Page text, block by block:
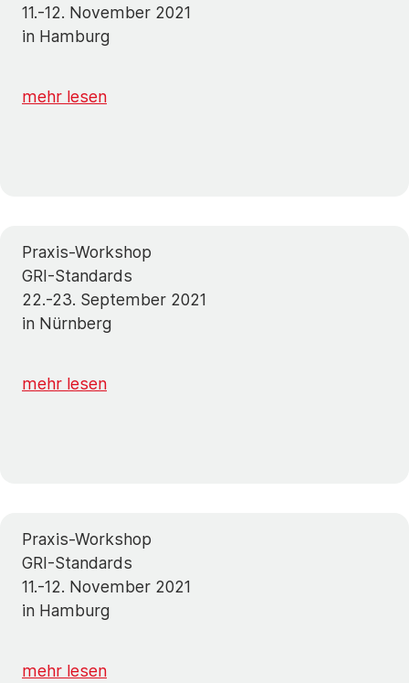
11.-12. November 2021
in Hamburg
mehr lesen
Praxis-Workshop
GRI-Standards
22.-23. September 2021
in Nürnberg
mehr lesen
Praxis-Workshop
GRI-Standards
11.-12. November 2021
in Hamburg
mehr lesen